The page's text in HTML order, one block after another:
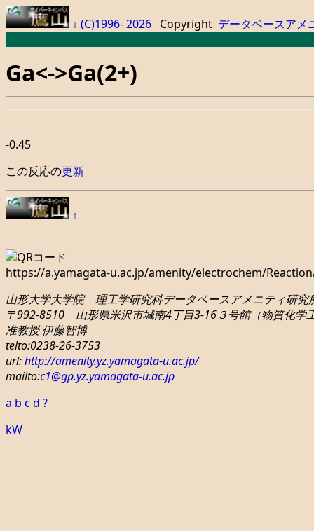
↓ (C)1996- 2026 Copyright データベースアメ
Ga<->Ga(2+)
-0.45
この反応の更新
↑
https://a.yamagata-u.ac.jp/amenity/electrochem/
山形大学大学院 理工学研究科データベースアメニティ研究
〒992-8510 山形県米沢市城南4丁目3-16３号館（物質化学
准教授 伊藤智博
telto:0238-26-3753
url:http://amenity.yz.yamagata-u.ac.jp/
mailto:c1@gp.yz.yamagata-u.ac.jp
a b c d ?
kW